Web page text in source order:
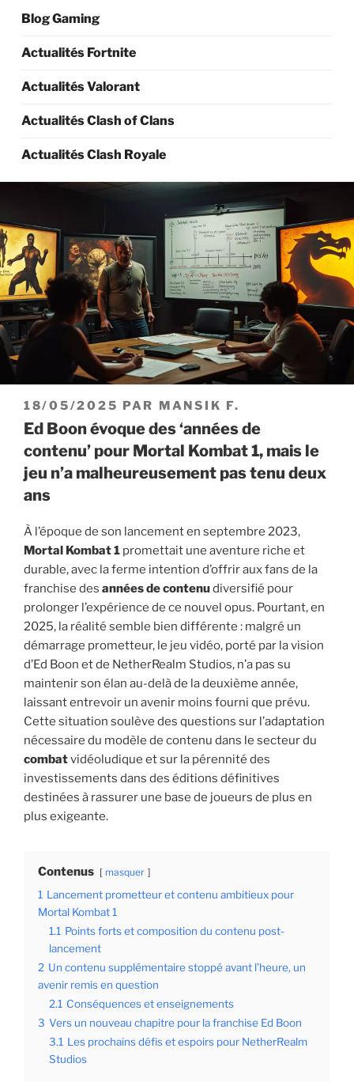
Blog Gaming
Actualités Fortnite
Actualités Valorant
Actualités Clash of Clans
Actualités Clash Royale
PUBLIÉ
LE
18/05/2025 PAR MANSIK F.
Ed Boon évoque des ‘années de
contenu’ pour Mortal Kombat 1, mais le
jeu n’a malheureusement pas tenu deux
ans
À l’époque de son lancement en septembre 2023,
Mortal Kombat 1 promettait une aventure riche et
durable, avec la ferme intention d’offrir aux fans de la
franchise des années de contenudiversifié pour
prolonger l’expérience de ce nouvel opus. Pourtant, en
2025, la réalité semble bien différente : malgré un
démarrage prometteur, le jeu vidéo, porté par la vision
d’Ed Boon et de NetherRealm Studios, n’a pas su
maintenir son élan au-delà de la deuxième année,
laissant entrevoir un avenir moins fourni que prévu.
Cette situation soulève des questions sur l’adaptation
nécessaire du modèle de contenu dans le secteur du
combatvidéoludique et sur la pérennité des
investissements dans des éditions définitives
destinées à rassurer une base de joueurs de plus en
plus exigeante.
Contenus masquer
1 Lancement prometteur et contenu ambitieux pour
Mortal Kombat 1
1.1 Points forts et composition du contenu post-
lancement
2 Un contenu supplémentaire stoppé avant l’heure, un
avenir remis en question
2.1 Conséquences et enseignements
3 Vers un nouveau chapitre pour la franchise Ed Boon
3.1 Les prochains défis et espoirs pour NetherRealm
Studios